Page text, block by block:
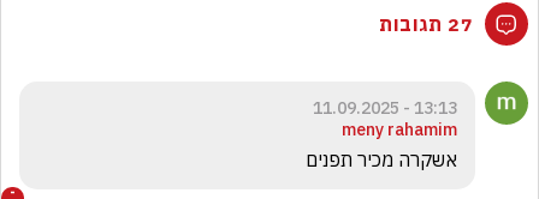
27 תגובות
13:13 - 11.09.2025
meny rahamim
אשקרה מכיר תפנים